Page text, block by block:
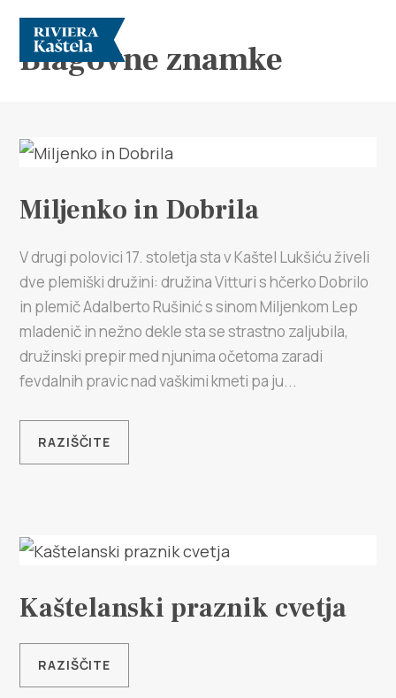
Raziščite
Destinacija
Kaj početi
Info
Multimedija
sl
Villa Nika, Kamberovo šetalište 30,
21216 Kaštel Stari, Hrvatska
Blagovne znamke
Miljenko in Dobrila
V drugi polovici 17. stoletja sta v Kaštel Lukšiću živeli
dve plemiški družini: družina Vitturi s hčerko Dobrilo
in plemič Adalberto Rušinić s sinom Miljenkom Lep
mladenič in nežno dekle sta se strastno zaljubila,
družinski prepir med njunima očetoma zaradi
fevdalnih pravic nad vaškimi kmeti pa ju...
RAZIŠČITE
Kaštelanski praznik cvetja
RAZIŠČITE